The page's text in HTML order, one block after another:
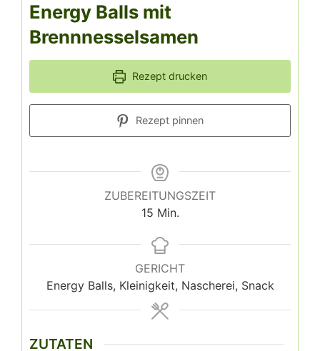
Energy Balls mit
Brennnesselsamen
Rezept drucken
Rezept pinnen
ZUBEREITUNGSZEIT
15 Min.
GERICHT
Energy Balls, Kleinigkeit, Nascherei, Snack
ZUTATEN